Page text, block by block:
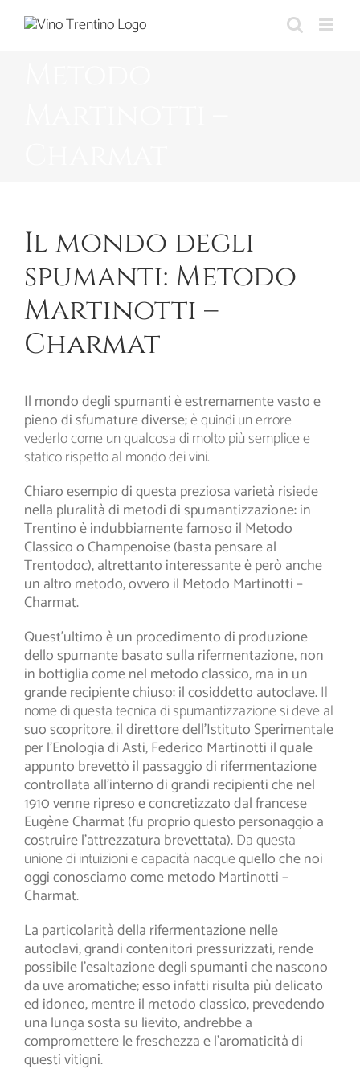
content
Il mondo degli
spumanti: Metodo
Martinotti –
Charmat
Il mondo degli spumanti è estremamente vasto e
pieno di sfumature diverse; è quindi un errore
vederlo come un qualcosa di molto più semplice e
statico rispetto al mondo dei vini.
Chiaro esempio di questa preziosa varietà risiede
nella pluralità di metodi di spumantizzazione: in
Trentino è indubbiamente famoso il Metodo
Classico o Champenoise (basta pensare al
Trentodoc), altrettanto interessante è però anche
un altro metodo, ovvero il Metodo Martinotti –
Charmat.
Quest’ultimo è un procedimento di produzione
dello spumante basato sulla rifermentazione, non
in bottiglia come nel metodo classico, ma in un
grande recipiente chiuso: il cosiddetto autoclave.Il
nome di questa tecnica di spumantizzazione si deve al
suo scopritore,il direttore dell’Istituto Sperimentale
per l’Enologia di Asti, Federico Martinotti il quale
appunto brevettò il passaggio di rifermentazione
controllata all’interno di grandi recipienti che nel
1910 venne ripreso e concretizzato dal francese
Eugène Charmat (fu proprio questo personaggio a
costruire l’attrezzatura brevettata).Da questa
unione di intuizioni e capacità nacquequello che noi
oggi conosciamo come metodo Martinotti –
Charmat.
La particolarità della rifermentazione nelle
autoclavi, grandi contenitori pressurizzati, rende
possibile l’esaltazione degli spumanti che nascono
da uve aromatiche; esso infatti risulta più delicato
ed idoneo, mentre il metodo classico, prevedendo
una lunga sosta su lievito, andrebbe a
compromettere le freschezza e l’aromaticità di
questi vitigni.